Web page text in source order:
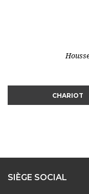
CHARIOT
SIÈGE SOCIAL